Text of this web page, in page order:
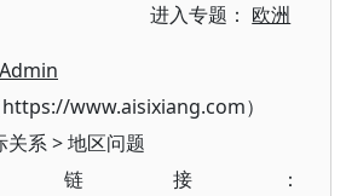
进入专题： 欧洲
www.aisixiang.com）
关系>地区问题
链接：